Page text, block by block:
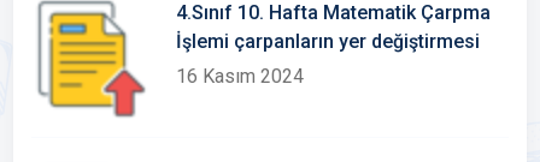
4.Sınıf 10. Hafta Matematik Çarpma
İşlemi çarpanların yer değiştirmesi
16 Kasım 2024